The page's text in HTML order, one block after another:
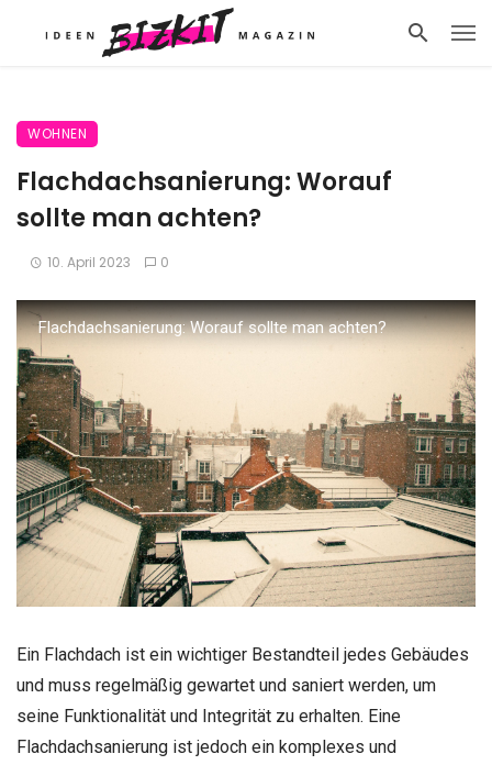
WOHNEN
Flachdachsanierung: Worauf
sollte man achten?
10. April 2023 0
Flachdachsanierung: Worauf sollte man achten?
Ein Flachdach ist ein wichtiger Bestandteil jedes Gebäudes
und muss regelmäßig gewartet und saniert werden, um
seine Funktionalität und Integrität zu erhalten. Eine
Flachdachsanierung ist jedoch ein komplexes und